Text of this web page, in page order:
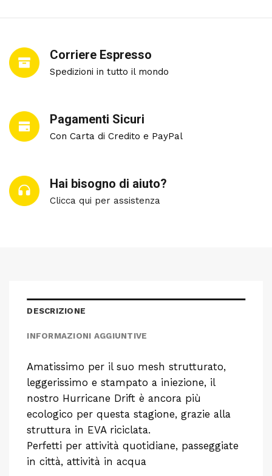
Corriere Espresso
Spedizioni in tutto il mondo
Pagamenti Sicuri
Con Carta di Credito e PayPal
Hai bisogno di aiuto?
Clicca qui per assistenza
DESCRIZIONE
INFORMAZIONI AGGIUNTIVE
Amatissimo per il suo mesh strutturato,
leggerissimo e stampato a iniezione, il
nostro Hurricane Drift è ancora più
ecologico per questa stagione, grazie alla
struttura in EVA riciclata.
Perfetti per attività quotidiane, passeggiate
in città, attività in acqua